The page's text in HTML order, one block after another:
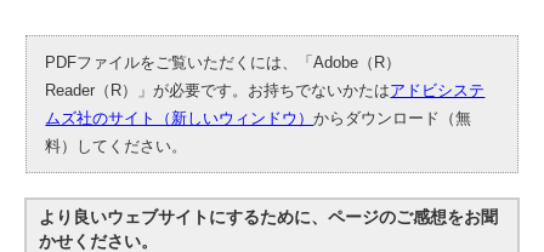
PDFファイルをご覧いただくには、「Adobe（R）
Reader（R）」が必要です。お持ちでないかたはアドビシステ
ムズ社のサイト（新しいウィンドウ）からダウンロード（無
料）してください。
より良いウェブサイトにするために、ページのご感想をお聞
かせください。